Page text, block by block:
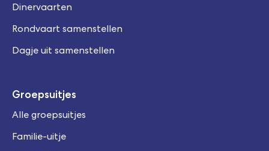
Dinervaarten
Rondvaart samenstellen
Dagje uit samenstellen
Groepsuitjes
Alle groepsuitjes
Familie-uitje